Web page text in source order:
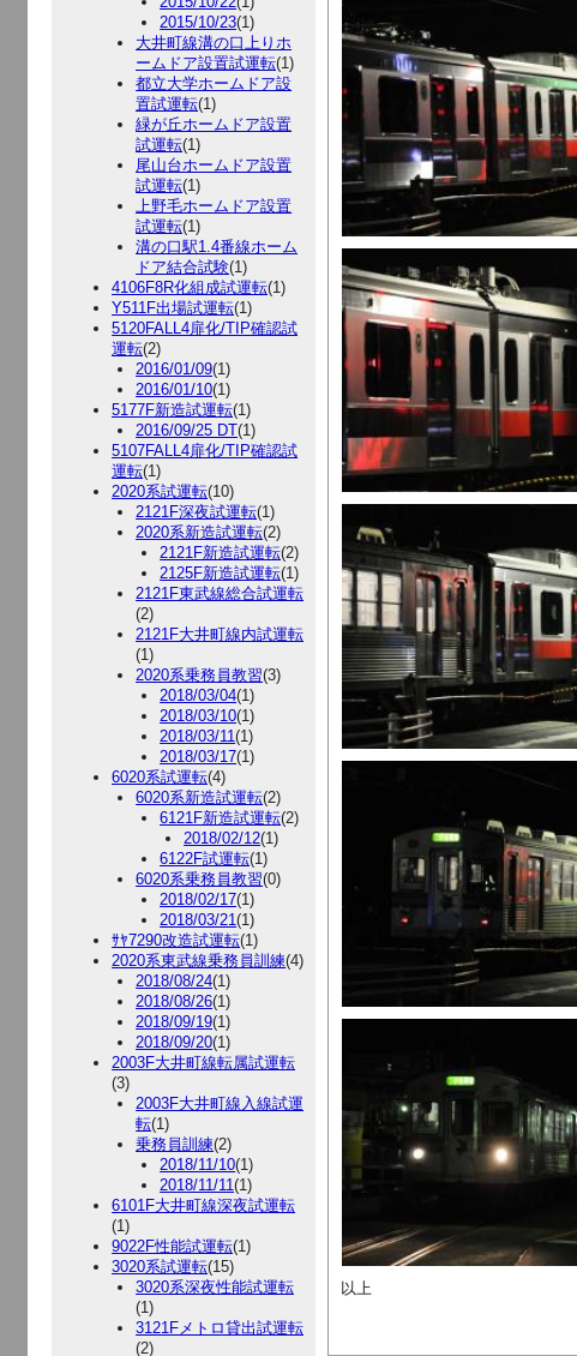
2015/10/23(1)
大井町線溝の口上りホ
ームドア設置試運転(1)
都立大学ホームドア設
置試運転(1)
緑が丘ホームドア設置
試運転(1)
尾山台ホームドア設置
試運転(1)
上野毛ホームドア設置
試運転(1)
溝の口駅1.4番線ホーム
ドア結合試験(1)
4106F8R化組成試運転(1)
Y511F出場試運転(1)
5120FALL4扉化/TIP確認試
運転(2)
2016/01/09(1)
2016/01/10(1)
5177F新造試運転(1)
2016/09/25 DT(1)
5107FALL4扉化/TIP確認試
運転(1)
2020系試運転(10)
2121F深夜試運転(1)
2020系新造試運転(2)
2121F新造試運転(2)
2125F新造試運転(1)
2121F東武線総合試運転
(2)
2121F大井町線内試運転
(1)
2020系乗務員教習(3)
2018/03/04(1)
2018/03/10(1)
2018/03/11(1)
2018/03/17(1)
6020系試運転(4)
6020系新造試運転(2)
6121F新造試運転(2)
2018/02/12(1)
6122F試運転(1)
6020系乗務員教習(0)
2018/02/17(1)
2018/03/21(1)
ｻﾔ7290改造試運転(1)
2020系東武線乗務員訓練(4)
2018/08/24(1)
2018/08/26(1)
2018/09/19(1)
2018/09/20(1)
2003F大井町線転属試運転
(3)
2003F大井町線入線試運
転(1)
乗務員訓練(2)
2018/11/10(1)
2018/11/11(1)
6101F大井町線深夜試運転
(1)
9022F性能試運転(1)
3020系試運転(15)
3020系深夜性能試運転
(1)
3121Fメトロ貸出試運転
(2)
以上